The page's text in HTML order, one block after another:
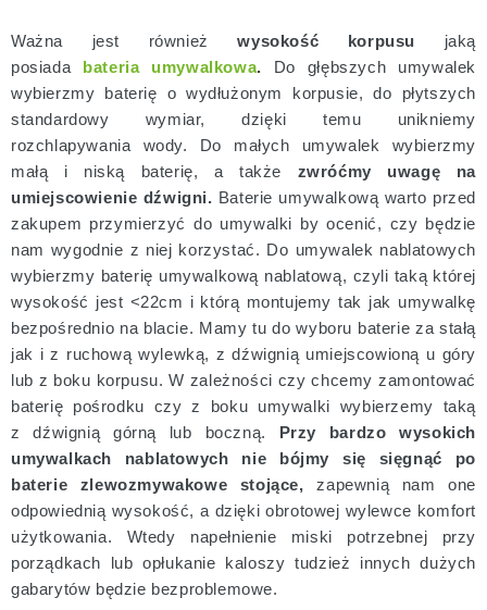
Ważna jest równieżwysokość korpusu jaką
posiada bateria umywalkowa. Do głębszych umywalek
wybierzmy baterię o wydłużonym korpusie, do płytszych
standardowy wymiar, dzięki temu unikniemy
rozchlapywania wody. Do małych umywalek wybierzmy
małą i niską baterię, a także zwróćmy uwagę na
umiejscowienie dźwigni. Baterie umywalkową warto przed
zakupem przymierzyć do umywalki by ocenić, czy będzie
nam wygodnie z niej korzystać. Do umywalek nablatowych
wybierzmy baterię umywalkową nablatową, czyli taką której
wysokość jest <22cm i którą montujemy tak jak umywalkę
bezpośrednio na blacie. Mamy tu do wyboru baterie za stałą
jak i z ruchową wylewką, z dźwignią umiejscowioną u góry
lub z boku korpusu. W zależności czy chcemy zamontować
baterię pośrodku czy z boku umywalki wybierzemy taką
z dźwignią górną lub boczną. Przy bardzo wysokich
umywalkach nablatowych nie bójmy się sięgnąć po
baterie zlewozmywakowe stojące, zapewnią nam one
odpowiednią wysokość, a dzięki obrotowej wylewce komfort
użytkowania. Wtedy napełnienie miski potrzebnej przy
porządkach lub opłukanie kaloszy tudzież innych dużych
gabarytów będzie bezproblemowe.